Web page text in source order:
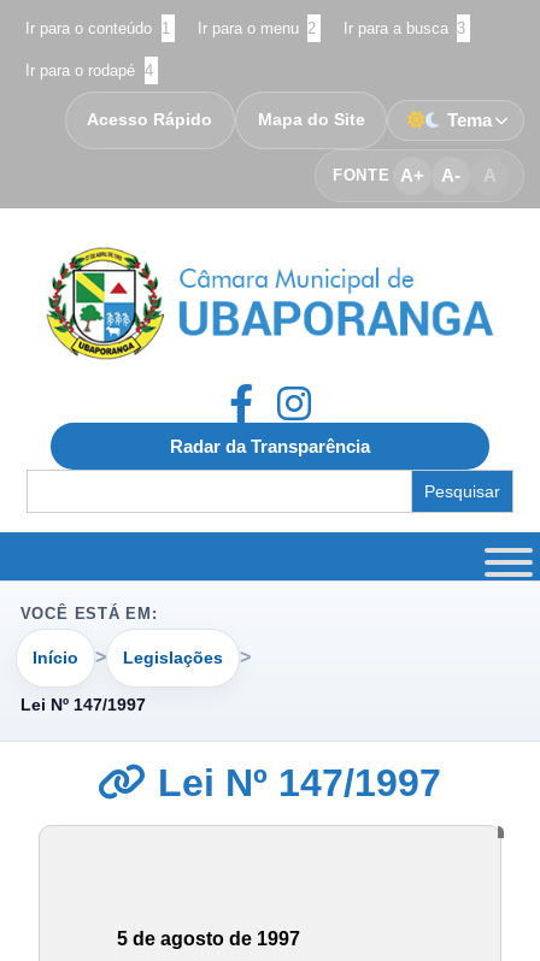
Ir para o conteúdo 1 Ir para o menu 2 Ir para a busca 3
Ir para o rodapé 4
FONTE A+ A- A
Acesso Rápido Mapa do Site Tema
Radar da Transparência
for:
VOCÊ ESTÁ EM:
Início Legislações
Lei Nº 147/1997
Lei Nº 147/1997
5 de agosto de 1997